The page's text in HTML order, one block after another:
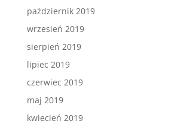
październik 2019
wrzesień 2019
sierpień 2019
lipiec 2019
czerwiec 2019
maj 2019
kwiecień 2019